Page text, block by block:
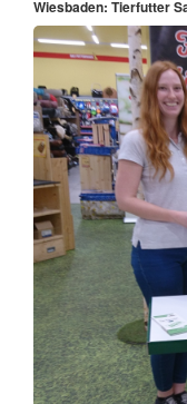
Wiesbaden: Tierfutter